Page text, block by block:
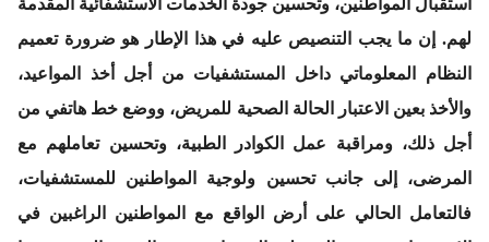
استقبال المواطنين، وتحسين جودة الخدمات الاستشفائية المقدمة
لهم. إن ما يجب التنصيص عليه في هذا الإطار هو ضرورة تعميم
النظام المعلوماتي داخل المستشفيات من أجل أخذ المواعيد،
والأخذ بعين الاعتبار الحالة الصحية للمريض، ووضع خط هاتفي من
أجل ذلك، ومراقبة عمل الكوادر الطبية، وتحسين تعاملهم مع
المرضى، إلى جانب تحسين ولوجية المواطنين للمستشفيات،
فالتعامل الحالي على أرض الواقع مع المواطنين الراغبين في